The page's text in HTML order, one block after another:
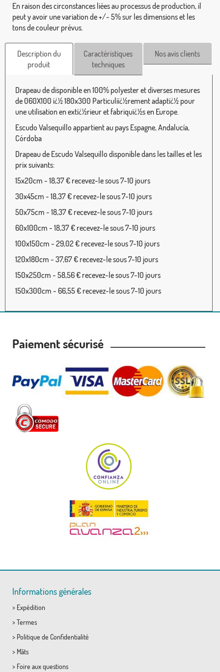
En raison des circonstances liées au processus de production, il
peut y avoir une variation de +/- 5% sur les dimensions et les
tons de couleur prévus.
Description du
produit
Caractéristiques
techniques
Nos avis clients
Drapeau de disponible en 100% polyester et diverses mesures
de 060X100 ï¿½ 180x300 Particuliï¿½rement adaptï¿½ pour
une utilisation en extï¿½rieur et fabriquï¿½s en Europe.
Escudo Valsequillo appartient au pays Espagne, Andalucía,
Córdoba
Drapeau de Escudo Valsequillo disponible dans les tailles et les
prix suivants:
15x20cm - 18,37 € recevez-le sous 7-10 jours
30x45cm - 18,37 € recevez-le sous 7-10 jours
50x75cm - 18,37 € recevez-le sous 7-10 jours
60x100cm - 18,37 € recevez-le sous 7-10 jours
100x150cm - 29,02 € recevez-le sous 7-10 jours
120x180cm - 37,67 € recevez-le sous 7-10 jours
150x250cm - 58,56 € recevez-le sous 7-10 jours
150x300cm - 66,55 € recevez-le sous 7-10 jours
Paiement sécurisé
Informations générales
> Expédition
> Termes
> Politique de Confidentialité
> Mâts
> Foire aux questions